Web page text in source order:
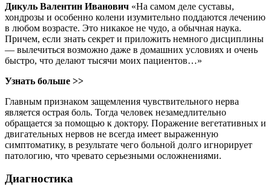
Дикуль Валентин Иванович «На самом деле суставы,
хондрозы и особенно колени изумительно поддаются лечению
в любом возрасте. Это никакое не чудо, а обычная наука.
Причем, если знать секрет и приложить немного дисциплины
— вылечиться возможно даже в домашних условиях и очень
быстро, что делают тысячи моих пациентов…»
Узнать больше >>
Главным признаком защемления чувствительного нерва
является острая боль. Тогда человек незамедлительно
обращается за помощью к доктору. Поражение вегетативных и
двигательных нервов не всегда имеет выраженную
симптоматику, в результате чего больной долго игнорирует
патологию, что чревато серьезными осложнениями.
Диагностика